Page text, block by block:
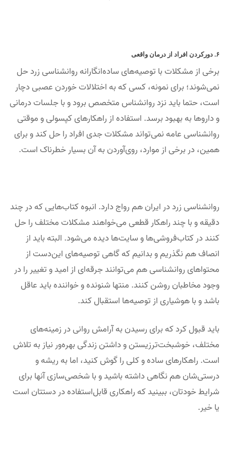
۶. دورکردن افراد از درمان واقعی
برخی از مشکلات با توصیه‌های ساده‌انگارانه روانشناسی زرد حل
نمی‌شوند؛ برای نمونه، کسی که به اختلالات خوردن عصبی دچار
است، حتما باید نزد روانشناس متخصص برود و با جلسات درمانی
و داروها به بهبود برسد. استفاده از راهکارهای کپسولی و موقتی
روانشناسی عامه نمی‌تواند مشکلات جدی افراد را حل کند و برای
همین، در برخی از موارد، روی‌آوردن به آن بسیار خطرناک است.
روانشناسی زرد در ایران هم رواج دارد. انبوه کتاب‌هایی که در چند
دقیقه و با چند راهکار قطعی می‌خواهند مشکلات مختلف را حل
کنند در کتاب‌فروشی‌ها و سایت‌ها دیده می‌شود. البته باید از
انصاف هم نگذریم و بدانیم که گاهی توصیه‌های این‌دست از
محتواهای روانشناسی هم می‌توانند جرقه‌ای از امید و تغییر را در
وجود مخاطبان روشن کنند. منتها شنونده و خواننده باید عاقل
باشد و با هوشیاری از توصیه‌ها استقبال کند.
باید قبول کرد که برای رسیدن به آرامش روانی در زمینه‌های
مختلف، خوشبخت‌ترزیستن و داشتن زندگی بهره‌ور نیاز به تلاش
است. راهکارهای ساده و کلی را گوش کنید، اما به ریشه و
درستی‌شان هم نگاهی داشته باشید و با شخصی‌سازی آنها برای
شرایط خودتان، ببینید که راهکاری قابل‌استفاده در دستتان است
یا خیر.